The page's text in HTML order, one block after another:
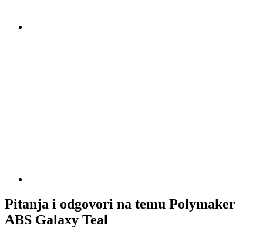
Pitanja i odgovori na temu Polymaker
ABS Galaxy Teal